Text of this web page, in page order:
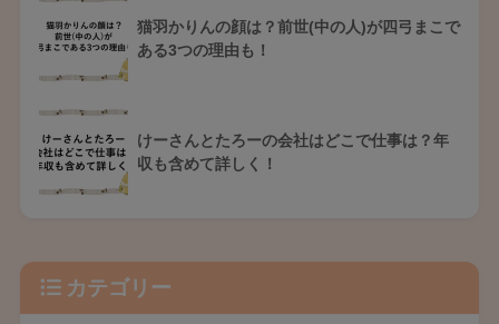
猫羽かりんの顔は？前世(中の人)が四弓まこで
ある3つの理由も！
けーさんとたろーの会社はどこで仕事は？年
収も含めて詳しく！
カテゴリー